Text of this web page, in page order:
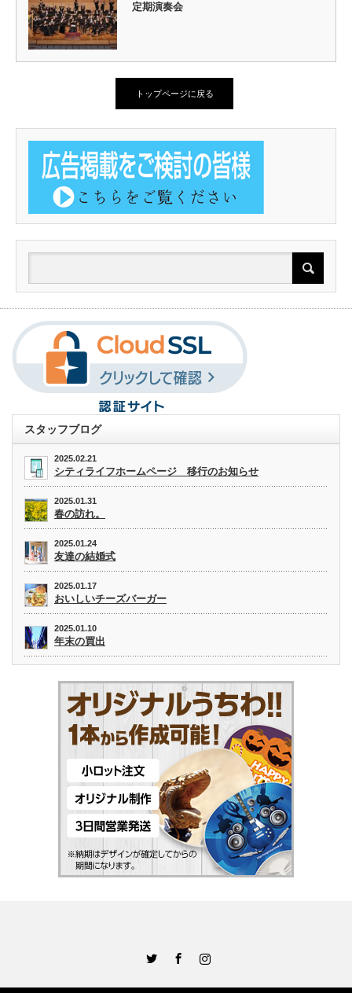
定期演奏会
トップページに戻る
スタッフブログ
2025.02.21
シティライフホームページ 移行のお知らせ
2025.01.31
春の訪れ。
2025.01.24
友達の結婚式
2025.01.17
おいしいチーズバーガー
2025.01.10
年末の買出